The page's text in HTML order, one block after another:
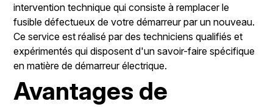
intervention technique qui consiste à remplacer le
fusible défectueux de votre démarreur par un nouveau.
Ce service est réalisé par des techniciens qualifiés et
expérimentés qui disposent d'un savoir-faire spécifique
en matière de démarreur électrique.
Avantages de